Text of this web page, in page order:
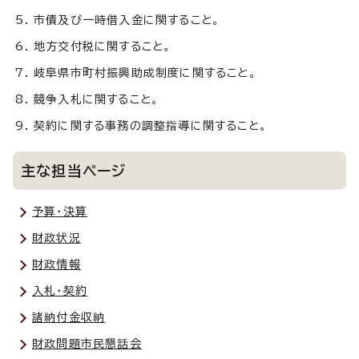
市債及び一時借入金に関すること。
地方交付税に関すること。
岐阜県市町村振興助成制度に関すること。
競争入札に関すること。
契約に関する事務の調整指導に関すること。
主な担当ページ
予算・決算
財政状況
財政情報
入札・契約
諸納付金収納
財政問題市民懇話会